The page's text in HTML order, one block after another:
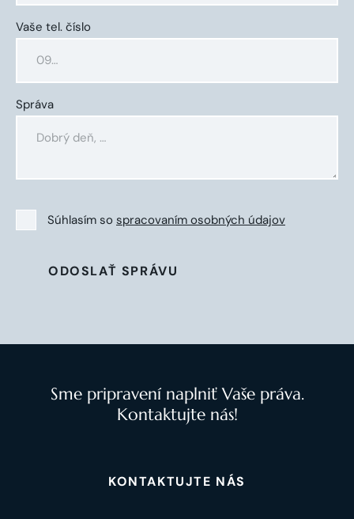
Vaše tel. číslo
Správa
Súhlasím so spracovaním osobných údajov
ODOSLAŤ SPRÁVU
Sme pripravení naplniť Vaše práva.
Kontaktujte nás!
KONTAKTUJTE NÁS